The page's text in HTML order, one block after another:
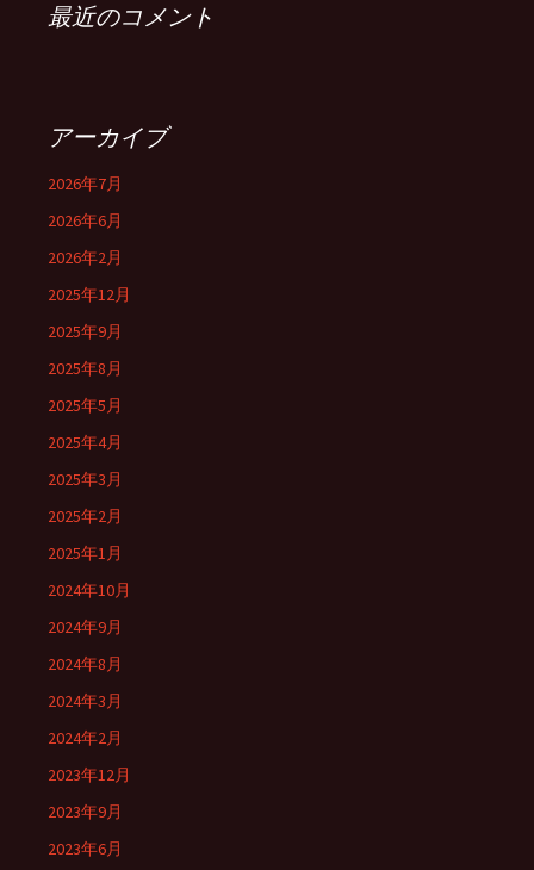
最近のコメント
アーカイブ
2026年7月
2026年6月
2026年2月
2025年12月
2025年9月
2025年8月
2025年5月
2025年4月
2025年3月
2025年2月
2025年1月
2024年10月
2024年9月
2024年8月
2024年3月
2024年2月
2023年12月
2023年9月
2023年6月